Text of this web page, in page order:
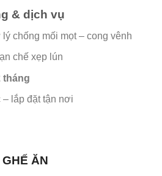
& dịch vụ
chống mối mọt – cong vênh
chế xẹp lún
tháng
– lắp đặt tận nơi
GHẾ ĂN